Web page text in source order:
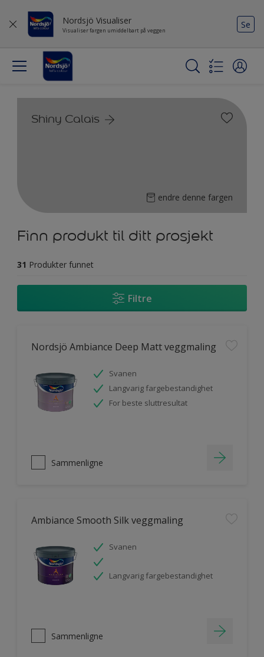
Nordsjö Visualiser
Visualiser fargen umiddelbart på veggen
Se
Shiny Calais
endre denne fargen
Finn produkt til ditt prosjekt
31 Produkter funnet
Filtre
Nordsjö Ambiance Deep Matt veggmaling
Svanen
Langvarig fargebestandighet
For beste sluttresultat
Sammenligne
Ambiance Smooth Silk veggmaling
Svanen
Langvarig fargebestandighet
Sammenligne